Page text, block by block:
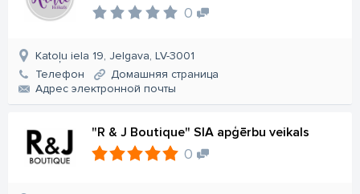
0
Katoļu iela 19, Jelgava, LV-3001
Телефон
Домашняя страница
Aдрес электронной почты
"R & J Boutique" SIA apģērbu veikals
0